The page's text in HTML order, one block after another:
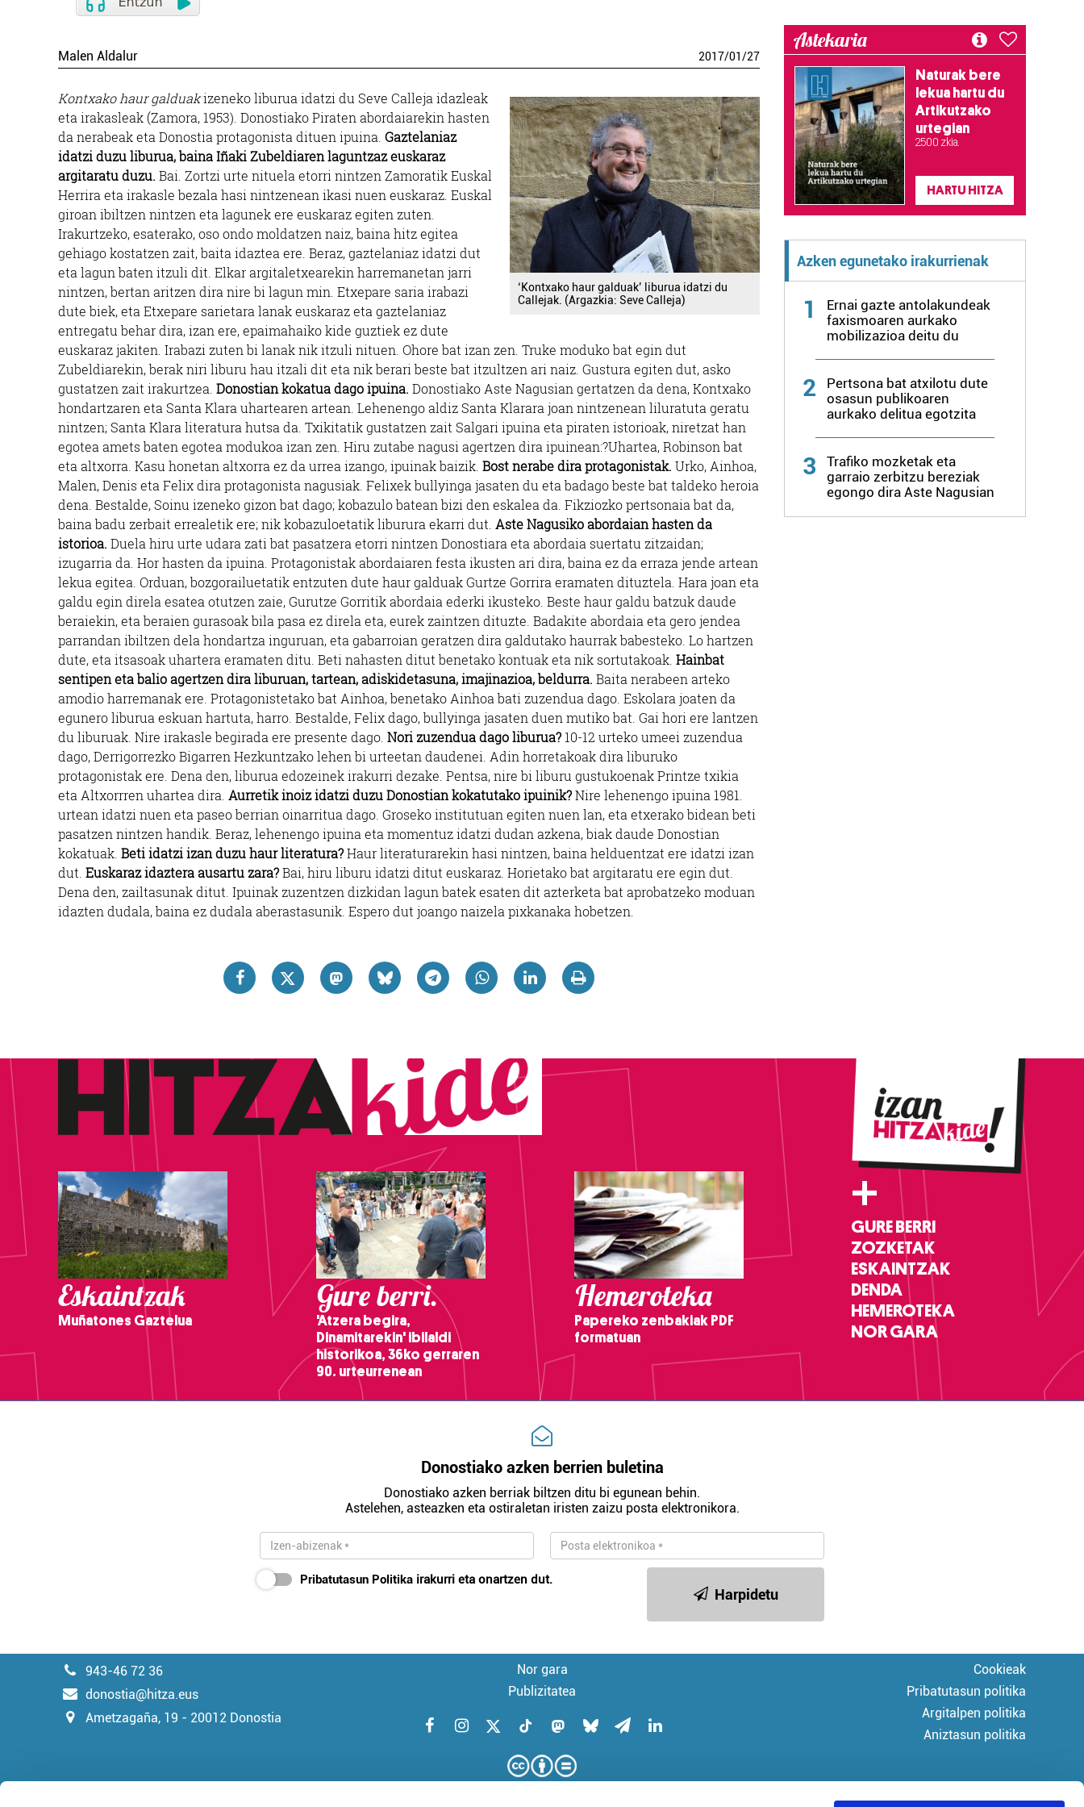
Malen Aldalur 2017/01/27
‘Kontxako haur galduak’ liburua idatzi du
Callejak. (Argazkia: Seve Calleja)
Kontxako haur galduakizeneko liburua idatzi du Seve Calleja idazleak
eta irakasleak (Zamora, 1953). Donostiako Piraten abordaiarekin hasten
da nerabeak eta Donostia protagonista dituen ipuina. Gaztelaniaz
idatzi duzu liburua, baina Iñaki Zubeldiaren laguntzaz euskaraz
argitaratu duzu. Bai. Zortzi urte nituela etorri nintzen Zamoratik Euskal
Herrira eta irakasle bezala hasi nintzenean ikasi nuen euskaraz. Euskal
giroan ibiltzen nintzen eta lagunek ere euskaraz egiten zuten.
Irakurtzeko, esaterako, oso ondo moldatzen naiz, baina hitz egitea
gehiago kostatzen zait, baita idaztea ere. Beraz, gaztelaniaz idatzi dut
eta lagun baten itzuli dit. Elkar argitaletxearekin harremanetan jarri
nintzen, bertan aritzen dira nire bi lagun min. Etxepare saria irabazi
dute biek, eta Etxepare sarietara lanak euskaraz eta gaztelaniaz
entregatu behar dira, izan ere, epaimahaiko kide guztiek ez dute
euskaraz jakiten. Irabazi zuten bi lanak nik itzuli nituen. Ohore bat izan zen. Truke moduko bat egin dut
Zubeldiarekin, berak niri liburu hau itzali dit eta nik berari beste bat itzultzen ari naiz. Gustura egiten dut, asko
gustatzen zait irakurtzea. Donostian kokatua dago ipuina. Donostiako Aste Nagusian gertatzen da dena, Kontxako
hondartzaren eta Santa Klara uhartearen artean. Lehenengo aldiz Santa Klarara joan nintzenean liluratuta geratu
nintzen; Santa Klara literatura hutsa da. Txikitatik gustatzen zait Salgari ipuina eta piraten istorioak, niretzat han
egotea amets baten egotea modukoa izan zen. Hiru zutabe nagusi agertzen dira ipuinean:?Uhartea, Robinson bat
eta altxorra. Kasu honetan altxorra ez da urrea izango, ipuinak baizik. Bost nerabe dira protagonistak. Urko, Ainhoa,
Malen, Denis eta Felix dira protagonista nagusiak. Felixek bullyinga jasaten du eta badago beste bat taldeko heroia
dena. Bestalde, Soinu izeneko gizon bat dago; kobazulo batean bizi den eskalea da. Fikziozko pertsonaia bat da,
baina badu zerbait errealetik ere; nik kobazuloetatik liburura ekarri dut. Aste Nagusiko abordaian hasten da
istorioa. Duela hiru urte udara zati bat pasatzera etorri nintzen Donostiara eta abordaia suertatu zitzaidan;
izugarria da. Hor hasten da ipuina. Protagonistak abordaiaren festa ikusten ari dira, baina ez da erraza jende artean
lekua egitea. Orduan, bozgorailuetatik entzuten dute haur galduak Gurtze Gorrira eramaten dituztela. Hara joan eta
galdu egin direla esatea otutzen zaie, Gurutze Gorritik abordaia ederki ikusteko. Beste haur galdu batzuk daude
beraiekin, eta beraien gurasoak bila pasa ez direla eta, eurek zaintzen dituzte. Badakite abordaia eta gero jendea
parrandan ibiltzen dela hondartza inguruan, eta gabarroian geratzen dira galdutako haurrak babesteko. Lo hartzen
dute, eta itsasoak uhartera eramaten ditu. Beti nahasten ditut benetako kontuak eta nik sortutakoak. Hainbat
sentipen eta balio agertzen dira liburuan, tartean, adiskidetasuna, imajinazioa, beldurra. Baita nerabeen arteko
amodio harremanak ere. Protagonistetako bat Ainhoa, benetako Ainhoa bati zuzendua dago. Eskolara joaten da
egunero liburua eskuan hartuta, harro. Bestalde, Felix dago, bullyinga jasaten duen mutiko bat. Gai hori ere lantzen
du liburuak. Nire irakasle begirada ere presente dago. Nori zuzendua dago liburua?10-12 urteko umeei zuzendua
dago, Derrigorrezko Bigarren Hezkuntzako lehen bi urteetan daudenei. Adin horretakoak dira liburuko
protagonistak ere. Dena den, liburua edozeinek irakurri dezake. Pentsa, nire bi liburu gustukoenak Printze txikia
eta Altxorrren uhartea dira. Aurretik inoiz idatzi duzu Donostian kokatutako ipuinik?Nire lehenengo ipuina 1981.
urtean idatzi nuen eta paseo berrian oinarritua dago. Groseko institutuan egiten nuen lan, eta etxerako bidean beti
pasatzen nintzen handik. Beraz, lehenengo ipuina eta momentuz idatzi dudan azkena, biak daude Donostian
kokatuak. Beti idatzi izan duzu haur literatura?Haur literaturarekin hasi nintzen, baina helduentzat ere idatzi izan
dut. Euskaraz idaztera ausartu zara?Bai, hiru liburu idatzi ditut euskaraz. Horietako bat argitaratu ere egin dut.
Dena den, zailtasunak ditut. Ipuinak zuzentzen dizkidan lagun batek esaten dit azterketa bat aprobatzeko moduan
idazten dudala, baina ez dudala aberastasunik. Espero dut joango naizela pixkanaka hobetzen.
Astekaria
Naturak bere
lekua hartu du
Artikutzako
urtegian
2.500 zkia.
HARTU HITZA
Azken egunetako irakurrienak
1
Ernai gazte antolakundeak
faxismoaren aurkako
mobilizazioa deitu du
2
Pertsona bat atxilotu dute
osasun publikoaren
aurkako delitua egotzita
3
Trafiko mozketak eta
garraio zerbitzu bereziak
egongo dira Aste Nagusian
Eskaintzak
Muñatones Gaztelua
Gure berri.
'Atzera begira,
Dinamitarekin' ibilaldi
historikoa, 36ko gerraren
90. urteurrenean
Hemeroteka
Papereko zenbakiak PDF
formatuan
+
GURE BERRI
ZOZKETAK
ESKAINTZAK
DENDA
HEMEROTEKA
NOR GARA
Donostiako azken berrien buletina
Donostiako azken berriak biltzen ditu bi egunean behin.
Astelehen, asteazken eta ostiraletan iristen zaizu posta elektronikora.
Pribatutasun Politika irakurri eta onartzen dut.
Harpidetu
943-46 72 36
donostia@hitza.eus
Ametzagaña, 19 - 20012 Donostia
Nor gara
Publizitatea
Cookieak
Pribatutasun politika
Argitalpen politika
Aniztasun politika